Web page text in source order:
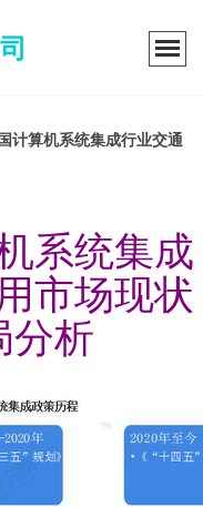
计算机系统集成行业交通
系统集成
市场现状
分析